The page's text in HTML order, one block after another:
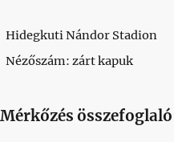
Hidegkuti Nándor Stadion
Nézőszám: zárt kapuk
Mérkőzés összefoglaló